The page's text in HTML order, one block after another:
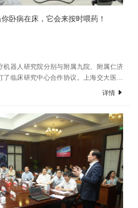
卧病在床，它会来按时喂药！
机器人研究院分别与附属九院、附属仁济
临床研究中心合作协议。上海交大医疗
家企业建立战略合作伙伴关系，致力于医
智能化手术及康复机器人。论坛上，各国
术机器人最前沿的报告。
详情